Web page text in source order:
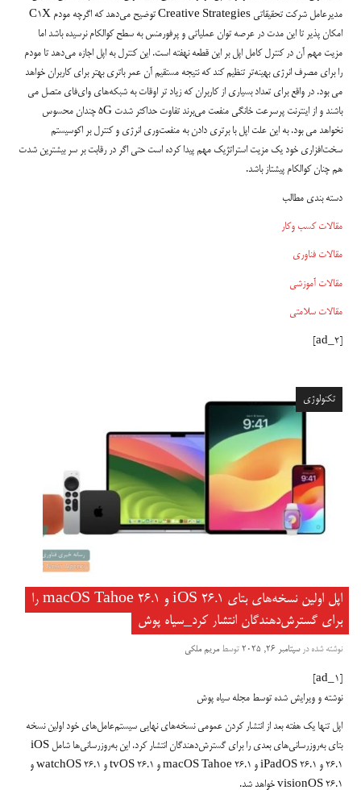
مدیرعامل شرکت تحقیقاتی Creative Strategies توضیح می‌دهد که اگرچه مودم C1X
امکان پذیر تا این مدت در عرصه توان عملیاتی و پرفورمنس به سطح کوالکام نرسیده باشد اما
مزیت مهم آن در کنترل کامل اپل بر این قطعه نهفته است. این کنترل به اپل اجازه می‌دهد تا مودم
را برای مصرف انرژی بهینه‌تر تنظیم کند که نتیجه مستقیم آن عمر باتری بهتر برای کاربران خواهد
می بود. در واقع برای تعداد بسیاری از کاربران که زیاد تر اوقات به شبکه‌های وای‌فای متصل می
باشند و از اینترنت پرسرعت خانگی منفعت می‌برند تفاوت حداکثر شدت 5G چندان محسوس
نخواهد می بود. به این علت اپل با برتری دادن به منفعت‌وری انرژی و کنترل بر اکوسیستم
سخت‌افزاری خود یک مزیت استراتژیک مهم پیدا کرده است حتی اگر در رقابت بر سر بیشترین شدت
هم چنان کوالکام پیشتاز باشد.
دسته بندی مطالب
مقالات کسب وکار
مقالات فناوری
مقالات آموزشی
مقالات سلامتی
[ad_2]
تکنولوژی
اپل اولین نسخه‌های بتای iOS 26.1 و macOS Tahoe 26.1 را
برای گسترش‌دهندگان انتشار کرد_سیاه پوش
نوشته شده درسپتامبر 26, 2025 توسطمریم ملکی
[ad_1]
نوشته و ویرایش شده توسط مجله سیاه پوش
اپل تنها یک هفته بعد از انتشار کردن عمومی نسخه‌های نهایی سیستم‌عامل‌های خود اولین نسخه
بتای به‌روزرسانی‌های بعدی را برای گسترش‌دهندگان انتشار کرد. این به‌روزرسانی‌ها شامل iOS
26.1 و iPadOS 26.1 و macOS Tahoe 26.1 و tvOS 26.1 و watchOS 26.1 و
visionOS 26.1 خواهد شد.